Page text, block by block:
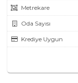
Metrekare
Oda Sayısı
Krediye Uygun